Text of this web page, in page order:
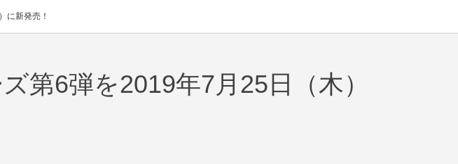
に新発売！
第6弾を2019年7月25日（木）